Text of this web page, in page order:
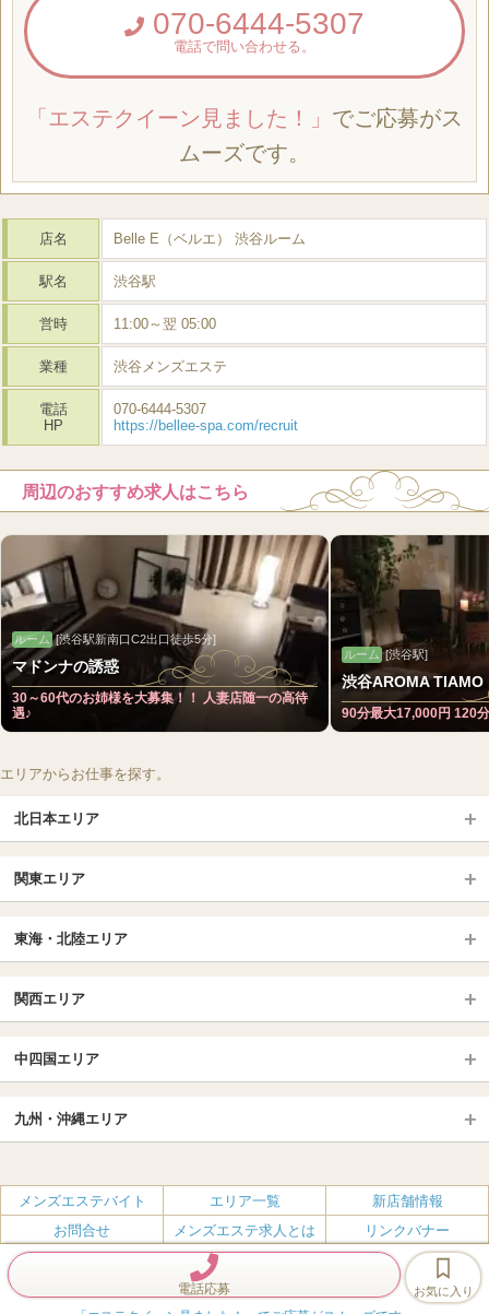
電話応募 お気に入り
070-6444-5307
電話で問い合わせる。
「エステクイーン見ました！」 でご応募がス
ムーズです。
店名 Belle E（ベルエ） 渋谷ルーム
駅名 渋谷駅
営時 11:00～翌 05:00
業種 渋谷メンズエステ
電話
HP
070-6444-5307
https://bellee-spa.com/recruit
周辺のおすすめ求人はこちら
ルーム [渋谷駅新南口C2出口徒歩5分]
マドンナの誘惑
30～60代のお姉様を大募集！！ 人妻店随一の高待
遇♪
ルーム [渋谷駅]
90分最大17,000円 120
エリアからお仕事を探す。
北日本エリア
北海道（札幌・旭川・函館）
青森
岩手 (盛岡・北上)
福島 (いわき・郡山)
山形
長野・松本・上田
群馬（伊勢崎・高崎・前橋）
関東エリア
大宮・浦和・川口
越谷・春日部
千葉TOP
松戸・柏
池袋・大塚
新宿
恵比寿・目黒・自由が丘
赤坂・麻布・六本木
品川・五反田・蒲田
銀座・東京・新橋
飯田橋・水道橋・市ヶ谷
神田・秋葉原・人形町
上野・鶯谷
赤羽・板橋
東海・北陸エリア
愛知（名古屋）
岐阜県
北陸
名古屋TOP
丸の内・久屋・高岳
大須・上前津・鶴舞
新栄町・東新町
千種・今池・黒川・大曽根
金山・熱田
一宮・津島・小牧
春日井・豊田・東海
刈谷・安城・岡崎・豊橋
関西エリア
京都駅・伏見区
烏丸御池駅
四条烏丸・河原町・祇園四条
三条・京都市役所前
大阪エリア
梅田・北新地
肥後橋・淀屋橋・北浜
南森町・天満・京橋
日本橋（大阪市）
南船場・心斎橋・長堀橋
中四国エリア
広島
岡山
香川（高松）
愛媛（松山）
徳島
高知
九州・沖縄エリア
福岡
佐賀
長崎
熊本
宮崎
沖縄
メンズエステバイト エリア一覧
新店舗情報
お問合せ
メンズエステ求人とは
リンクバナー
無料掲載 会社概要
エステクイーン
Copyright (c) e-q.jp All Rights Reserved.